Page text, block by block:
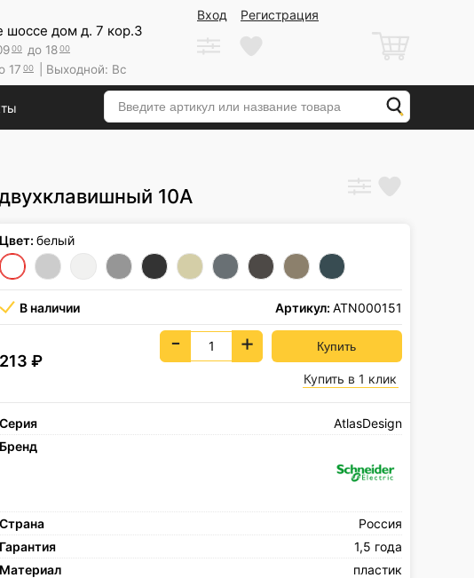
шоссе дом д. 7 кор.3
00 до 1800
17 00 | Выходной: Вс
Вход Регистрация
10А
Цвет: белый
В наличии Артикул: ATN000151
213 ₽
- +
Купить в 1 клик
Серия
AtlasDesign
Бренд
Страна
Россия
Гарантия
1,5 года
Материал
пластик